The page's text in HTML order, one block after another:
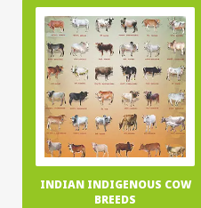
INDIAN INDIGENOUS COW
BREEDS